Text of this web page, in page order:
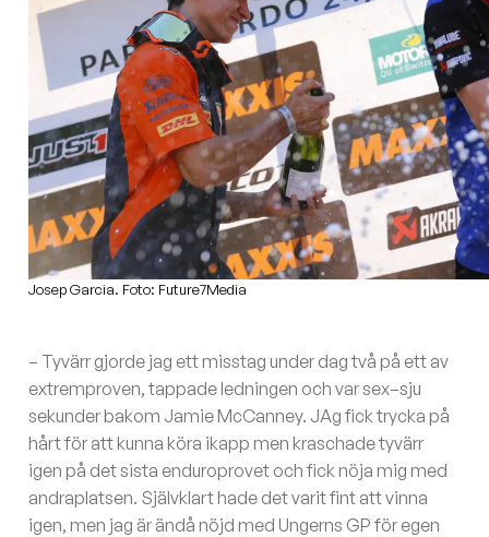
Josep Garcia. Foto: Future7Media
– Tyvärr gjorde jag ett misstag under dag två på ett av
extremproven, tappade ledningen och var sex–sju
sekunder bakom Jamie McCanney. JAg fick trycka på
hårt för att kunna köra ikapp men kraschade tyvärr
igen på det sista enduroprovet och fick nöja mig med
andraplatsen. Självklart hade det varit fint att vinna
igen, men jag är ändå nöjd med Ungerns GP för egen